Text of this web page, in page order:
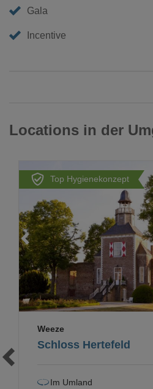
Gala
Incentive
Locations in der
Top Hygienekonzept
Loading...
Schloss Hertefeld
Weeze
Im Umland